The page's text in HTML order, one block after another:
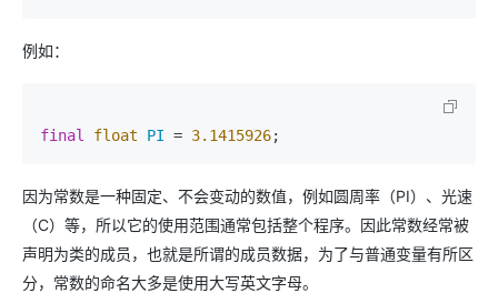
例如：
final float PI = 3.1415926;
因为常数是一种固定、不会变动的数值，例如圆周率（PI）、光速
（C）等，所以它的使用范围通常包括整个程序。因此常数经常被
声明为类的成员，也就是所谓的成员数据，为了与普通变量有所区
分，常数的命名大多是使用大写英文字母。